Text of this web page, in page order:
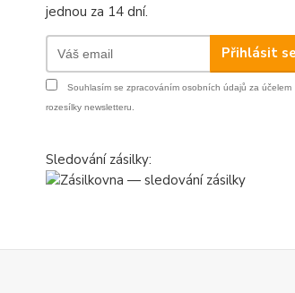
jednou za 14 dní.
Přihlásit se
Souhlasím se zpracováním osobních údajů za účelem
rozesílky newsletteru.
Sledování zásilky: